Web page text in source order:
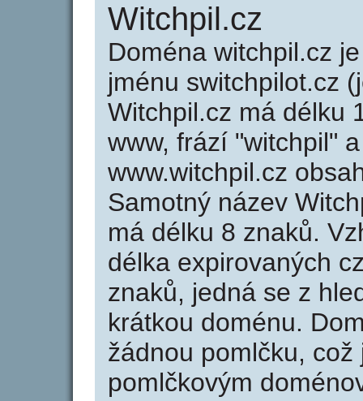
Witchpil.cz
Doména witchpil.cz
jménu switchpilot.cz
Witchpil.cz má délku
www, frází "witchpil"
www.witchpil.cz
Samotný název
má délku 8 znaků.
délka expirovaných
znaků, jedná se z
krátkou doménu.
žádnou pomlčku,
pomlčkovým